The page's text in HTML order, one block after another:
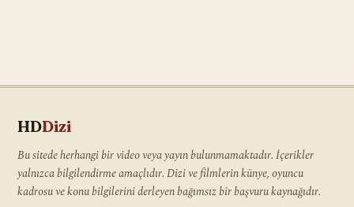
HDDizi
Bu sitede herhangi bir video veya yayın bulunmamaktadır. İçerikler
yalnızca bilgilendirme amaçlıdır. Dizi ve filmlerin künye, oyuncu
kadrosu ve konu bilgilerini derleyen bağımsız bir başvuru kaynağıdır.